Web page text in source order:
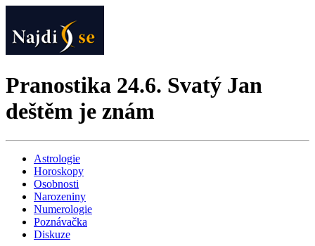
Pranostika 24.6. Svatý Jan
deštěm je znám
Astrologie
Horoskopy
Osobnosti
Narozeniny
Numerologie
Poznávačka
Diskuze